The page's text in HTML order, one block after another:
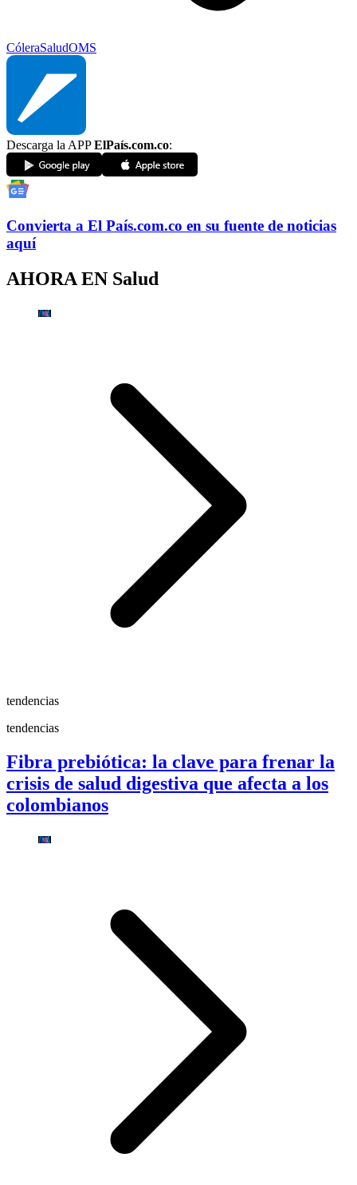
CóleraSaludOMS
Descarga la APPElPaís.com.co:
Convierta a El País.com.co en su fuente de noticias
aquí
AHORA EN Salud
tendencias
tendencias
Fibra prebiótica: la clave para frenar la
crisis de salud digestiva que afecta a los
colombianos